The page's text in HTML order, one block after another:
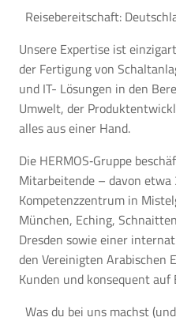
Reisebereitschaft:
Unsere Expertise ist
der Fertigung von
und IT- Lösungen in den
Umwelt, der
alles aus einer Hand.
Die HERMOS‑Gruppe
Mitarbeitende – davon etwa
Kompetenzzentrum in
München, Eching,
Dresden sowie einer
den Vereinigten Arabischen
Kunden und konsequent
Was du bei uns machst